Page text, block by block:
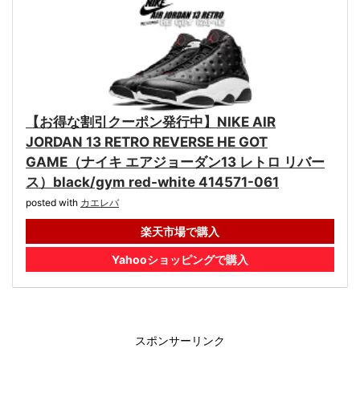
【お得な割引クーポン発行中】NIKE AIR
JORDAN 13 RETRO REVERSE HE GOT
GAME（ナイキ エアジョーダン13 レトロ リバー
ス）black/gym red-white 414571-061
posted with カエレバ
楽天市場で購入
Yahooショッピングで購入
スポンサーリンク